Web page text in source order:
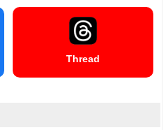
Thread